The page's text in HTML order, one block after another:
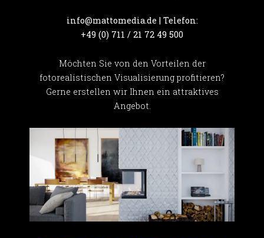
info@mattomedia.de | Telefon:
+49 (0) 711 / 21 72 49 500
Möchten Sie von den Vorteilen der
fotorealistischen Visualisierung profitieren?
Gerne erstellen wir Ihnen ein attraktives
Angebot.